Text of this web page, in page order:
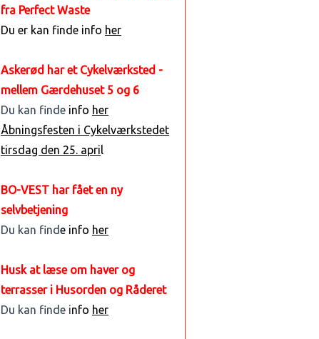
fra Perfect Waste
Du er kan finde info her
Askerød har et Cykelværksted -
mellem Gærdehuset 5 og 6
Du kan finde info her
Åbningsfesten i Cykelværkstedet
tirsdag den 25. april
BO-VEST har fået en ny
selvbetjening
Du kan finde info her
Husk at læse om haver og
terrasser i Husorden og Råderet
Du kan finde info her